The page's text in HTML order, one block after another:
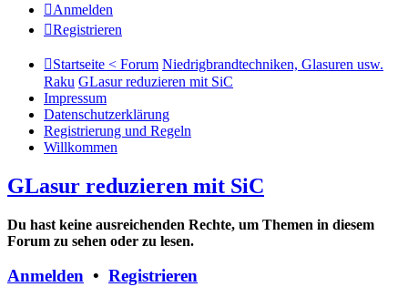
Anmelden
Registrieren
Startseite < Forum Niedrigbrandtechniken, Glasuren usw.
Raku GLasur reduzieren mit SiC
Impressum
Datenschutzerklärung
Registrierung und Regeln
Willkommen
GLasur reduzieren mit SiC
Du hast keine ausreichenden Rechte, um Themen in diesem
Forum zu sehen oder zu lesen.
Anmelden • Registrieren